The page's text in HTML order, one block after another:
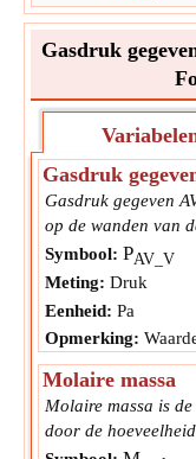
Gasdruk
Gasdruk
Gasdruk gegeven
op de wanden van
Symbool: PAV_V
Meting: Druk
Eenheid: Pa
Opmerking:
Molaire massa
Molaire massa is
door de